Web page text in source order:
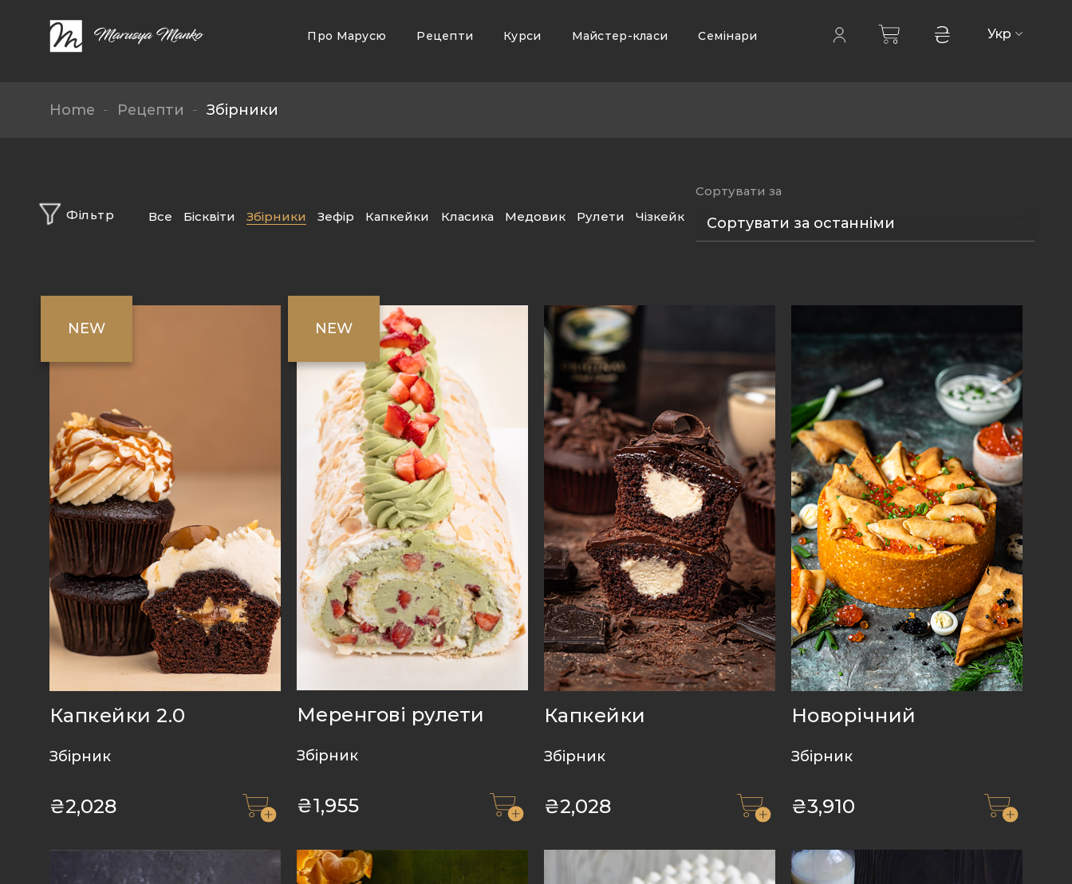
content
Про Марусю Рецепти Курси Майстер-класи Семінари ₴ Укр
Home - Рецепти - Збірники
Фільтр Все Бісквіти Збірники Зефір Капкейки Класика Медовик Рулети Чізкейк
Сортувати за
NEW
Капкейки 2.0
Збірник
₴2,028
NEW
Меренгові рулети
Збірник
₴1,955
Капкейки
Збірник
₴2,028
Новорічний
Збірник
₴3,910